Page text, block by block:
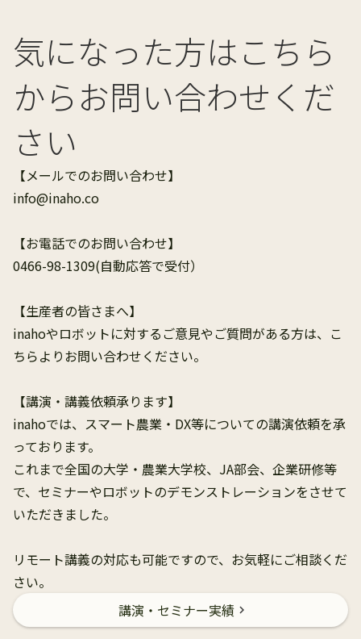
気になった方はこちら
からお問い合わせくだ
さい
【メールでのお問い合わせ】
info@inaho.co
【お電話でのお問い合わせ】
0466-98-1309(自動応答で受付）
【生産者の皆さまへ】
inahoやロボットに対するご意見やご質問がある方は、こ
ちらよりお問い合わせください。
【講演・講義依頼承ります】
inahoでは、スマート農業・DX等についての講演依頼を承
っております。
これまで全国の大学・農業大学校、JA部会、企業研修等
で、セミナーやロボットのデモンストレーションをさせて
いただきました。
リモート講義の対応も可能ですので、お気軽にご相談くだ
さい。
講演・セミナー実績 chevron_right